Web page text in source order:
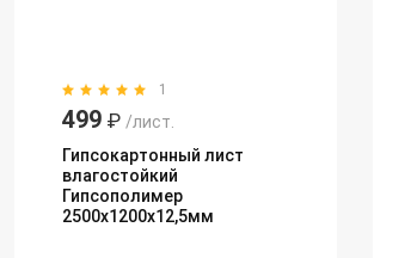
1
499 ₽ /лист.
Гипсокартонный лист
влагостойкий
Гипсополимер
2500х1200х12,5мм